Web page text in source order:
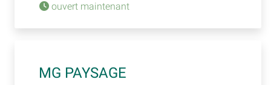
ouvert maintenant
MG PAYSAGE